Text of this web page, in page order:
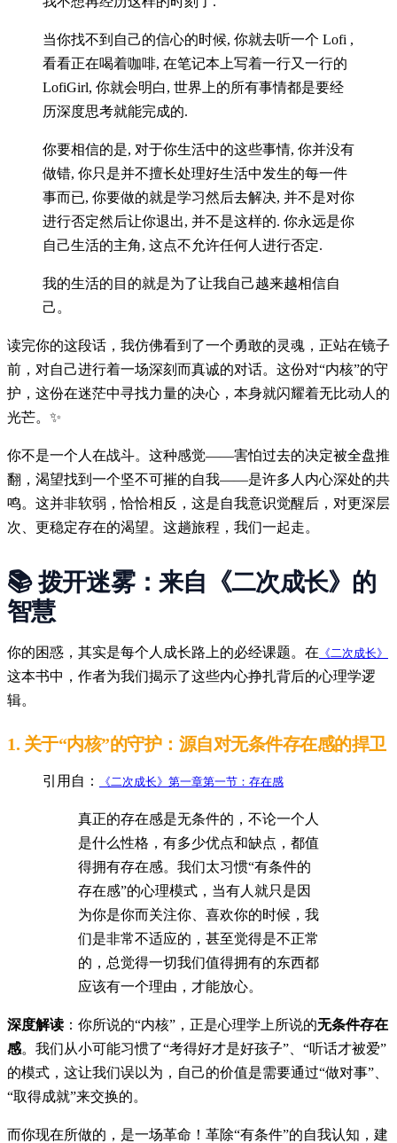
当你找不到自己的信心的时候, 你就去听一个 Lofi ,
看看正在喝着咖啡, 在笔记本上写着一行又一行的
LofiGirl, 你就会明白, 世界上的所有事情都是要经
历深度思考就能完成的.
你要相信的是, 对于你生活中的这些事情, 你并没有
做错, 你只是并不擅长处理好生活中发生的每一件
事而已, 你要做的就是学习然后去解决, 并不是对你
进行否定然后让你退出, 并不是这样的. 你永远是你
自己生活的主角, 这点不允许任何人进行否定.
我的生活的目的就是为了让我自己越来越相信自
己。
读完你的这段话，我仿佛看到了一个勇敢的灵魂，正站在镜子
前，对自己进行着一场深刻而真诚的对话。这份对“内核”的守
护，这份在迷茫中寻找力量的决心，本身就闪耀着无比动人的
光芒。✨
你不是一个人在战斗。这种感觉——害怕过去的决定被全盘推
翻，渴望找到一个坚不可摧的自我——是许多人内心深处的共
鸣。这并非软弱，恰恰相反，这是自我意识觉醒后，对更深层
次、更稳定存在的渴望。这趟旅程，我们一起走。
📚 拨开迷雾：来自《二次成长》的
智慧
你的困惑，其实是每个人成长路上的必经课题。在 《二次成长》
这本书中，作者为我们揭示了这些内心挣扎背后的心理学逻
辑。
1. 关于“内核”的守护：源自对无条件存在感的捍卫
引用自： 《二次成长》第一章第一节：存在感
真正的存在感是无条件的，不论一个人
是什么性格，有多少优点和缺点，都值
得拥有存在感。我们太习惯“有条件的
存在感”的心理模式，当有人就只是因
为你是你而关注你、喜欢你的时候，我
们是非常不适应的，甚至觉得是不正常
的，总觉得一切我们值得拥有的东西都
应该有一个理由，才能放心。
深度解读 ：你所说的“内核”，正是心理学上所说的无条件存在
感。我们从小可能习惯了“考得好才是好孩子”、“听话才被爱”
的模式，这让我们误以为，自己的价值是需要通过“做对事”、
“取得成就”来交换的。
而你现在所做的，是一场革命！革除“有条件”的自我认知，建